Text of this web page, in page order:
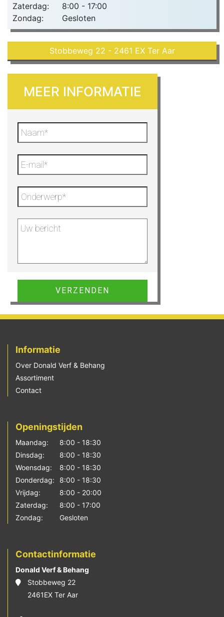
Zaterdag:
8:00 - 17:00
Zondag:
Gesloten
Stobbeweg 22 - 2461 EX Ter Aar
MEER INFORMATIE
Gelieve dit veld leeg te laten.
Informatie
Over Donald Verf & Behang
Assortiment
Contact
Openingstijden
Maandag:
8:00 - 18:30
Dinsdag:
8:00 - 18:30
Woensdag:
8:00 - 18:30
Donderdag:
8:00 - 18:30
Vrijdag:
8:00 - 20:00
Zaterdag:
8:00 - 17:00
Zondag:
Gesloten
Contactinformatie
Donald Verf & Behang
Stobbeweg 22
2461EX Ter Aar